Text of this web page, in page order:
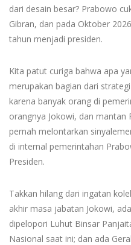
dari desain besar? Prabowo
Gibran, dan pada Oktober
tahun menjadi presiden.
Kita patut curiga bahwa apa
merupakan bagian dari
karena banyak orang di
orangnya Jokowi, dan
pernah melontarkan
di internal pemerintahan
Presiden.
Takkan hilang dari ingatan
akhir masa jabatan Jokowi,
dipelopori Luhut Binsar
Nasional saat ini; dan ada